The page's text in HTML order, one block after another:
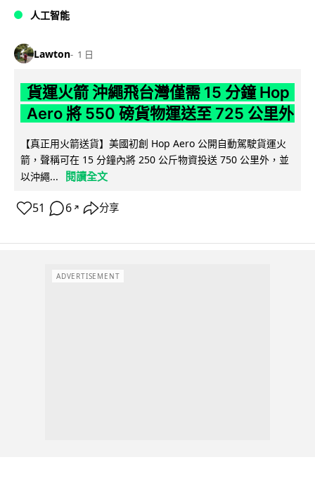
人工智能
Lawton 1 日
貨運火箭 沖繩飛台灣僅需 15 分鐘 Hop
Aero 將 550 磅貨物運送至 725 公里外
【真正用火箭送貨】美國初創 Hop Aero 公開自動駕駛貨運火
箭，聲稱可在 15 分鐘內將 250 公斤物資投送 750 公里外，並
以沖繩...
閱讀全文
51 6 ↗ 分享
ADVERTISEMENT